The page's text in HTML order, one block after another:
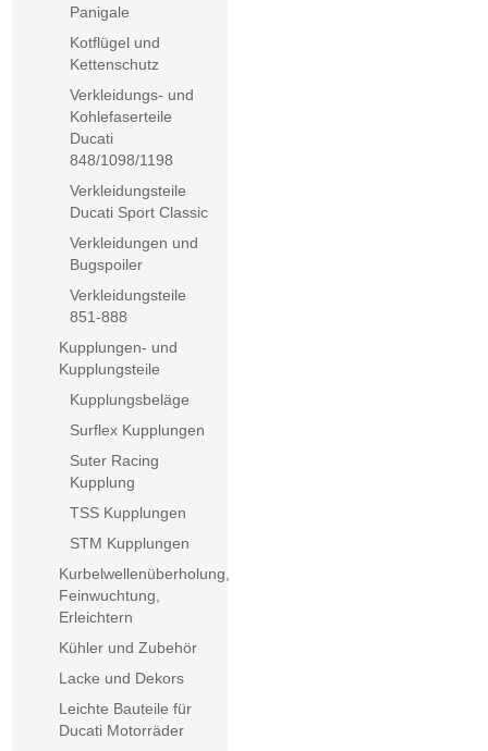
Panigale
Kotflügel und
Kettenschutz
Verkleidungs- und
Kohlefaserteile
Ducati
848/1098/1198
Verkleidungsteile
Ducati Sport Classic
Verkleidungen und
Bugspoiler
Verkleidungsteile
851-888
Kupplungen- und
Kupplungsteile
Kupplungsbeläge
Surflex Kupplungen
Suter Racing
Kupplung
TSS Kupplungen
STM Kupplungen
Kurbelwellenüberholung,
Feinwuchtung,
Erleichtern
Kühler und Zubehör
Lacke und Dekors
Leichte Bauteile für
Ducati Motorräder